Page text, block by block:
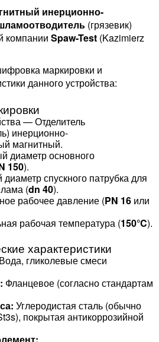
инерционно-
(грязевик)
компании Spaw-Test (Kazimierz
маркировки и
данного устройства:
— Отделитель
инерционно-
магнитный.
диаметр основного
150).
спускного патрубка для
(dn 40).
рабочее давление (PN 16 или
рабочая температура (150°C).
характеристики
Вода, гликолевые смеси
Фланцевое (согласно стандартам
Углеродистая сталь (обычно
покрытая антикоррозийной